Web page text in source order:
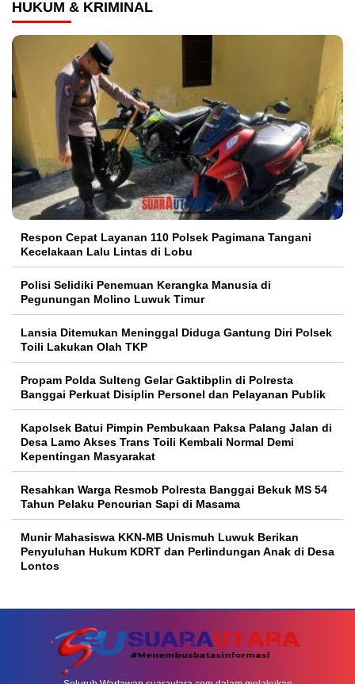
HUKUM & KRIMINAL
Respon Cepat Layanan 110 Polsek Pagimana Tangani
Kecelakaan Lalu Lintas di Lobu
Polisi Selidiki Penemuan Kerangka Manusia di
Pegunungan Molino Luwuk Timur
Lansia Ditemukan Meninggal Diduga Gantung Diri Polsek
Toili Lakukan Olah TKP
Propam Polda Sulteng Gelar Gaktibplin di Polresta
Banggai Perkuat Disiplin Personel dan Pelayanan Publik
Kapolsek Batui Pimpin Pembukaan Paksa Palang Jalan di
Desa Lamo Akses Trans Toili Kembali Normal Demi
Kepentingan Masyarakat
Resahkan Warga Resmob Polresta Banggai Bekuk MS 54
Tahun Pelaku Pencurian Sapi di Masama
Munir Mahasiswa KKN-MB Unismuh Luwuk Berikan
Penyuluhan Hukum KDRT dan Perlindungan Anak di Desa
Lontos